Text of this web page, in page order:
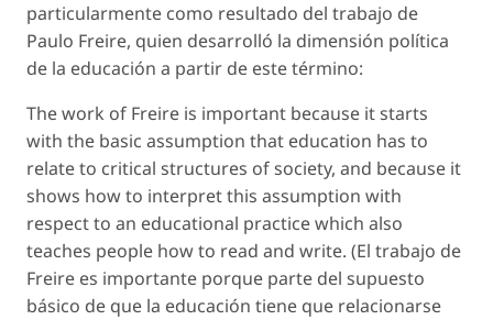
particularmente como resultado del trabajo de
Paulo Freire, quien desarrolló la dimensión política
de la educación a partir de este término:
The work of Freire is important because it starts
with the basic assumption that education has to
relate to critical structures of society, and because it
shows how to interpret this assumption with
respect to an educational practice which also
teaches people how to read and write. (El trabajo de
Freire es importante porque parte del supuesto
básico de que la educación tiene que relacionarse